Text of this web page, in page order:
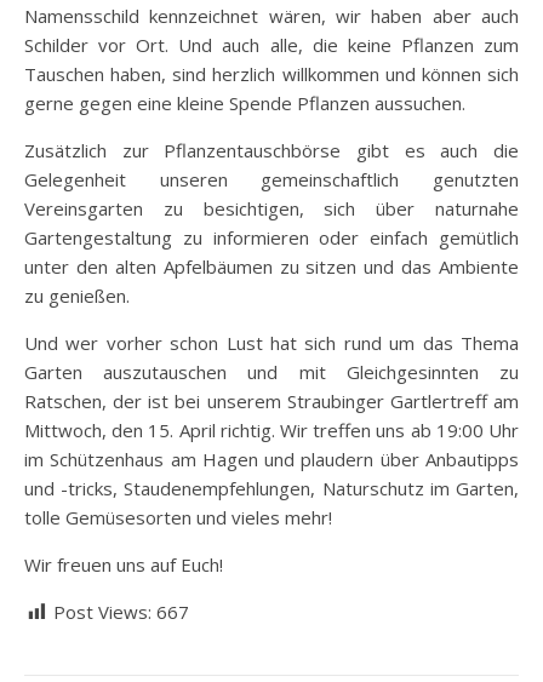
Namensschild kennzeichnet wären, wir haben aber auch
Schilder vor Ort. Und auch alle, die keine Pflanzen zum
Tauschen haben, sind herzlich willkommen und können sich
gerne gegen eine kleine Spende Pflanzen aussuchen.
Zusätzlich zur Pflanzentauschbörse gibt es auch die
Gelegenheit unseren gemeinschaftlich genutzten
Vereinsgarten zu besichtigen, sich über naturnahe
Gartengestaltung zu informieren oder einfach gemütlich
unter den alten Apfelbäumen zu sitzen und das Ambiente
zu genießen.
Und wer vorher schon Lust hat sich rund um das Thema
Garten auszutauschen und mit Gleichgesinnten zu
Ratschen, der ist bei unserem Straubinger Gartlertreff am
Mittwoch, den 15. April richtig. Wir treffen uns ab 19:00 Uhr
im Schützenhaus am Hagen und plaudern über Anbautipps
und -tricks, Staudenempfehlungen, Naturschutz im Garten,
tolle Gemüsesorten und vieles mehr!
Wir freuen uns auf Euch!
Post Views: 667